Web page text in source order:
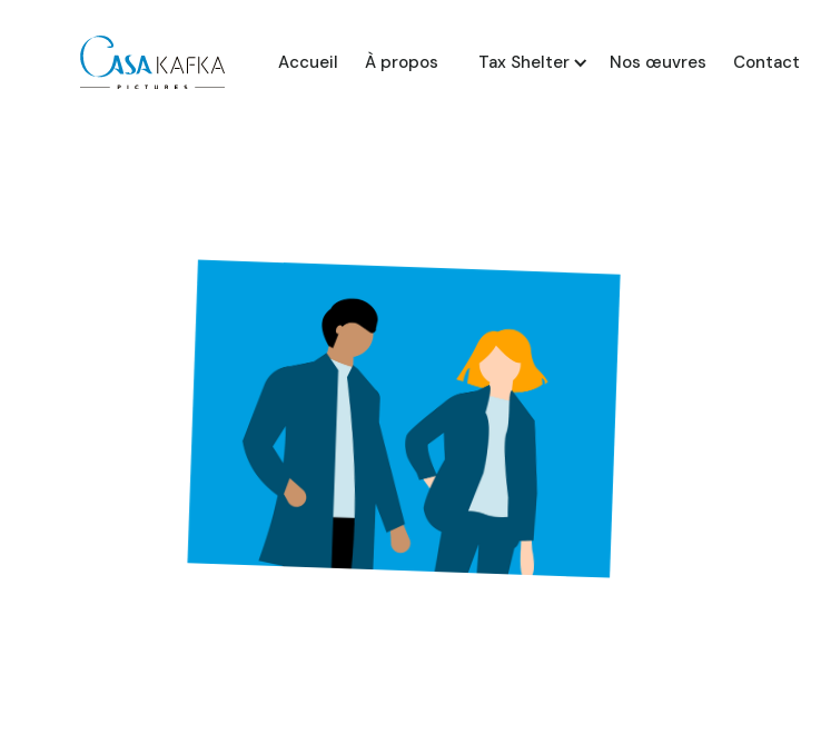
Accueil À propos Tax Shelter Nos œuvres Contact